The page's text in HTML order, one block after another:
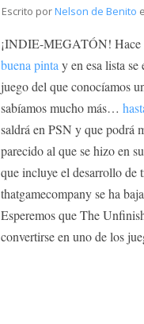
Escrito porNelson de Benito
¡INDIE-MEGATÓN! Hace
buena pinta y en esa lista se
juego del que conocíamos
sabíamos mucho más…
saldrá en PSN y que podrá
parecido al que se hizo en
que incluye el desarrollo de
thatgamecompany se ha
Esperemos que The
convertirse en uno de los